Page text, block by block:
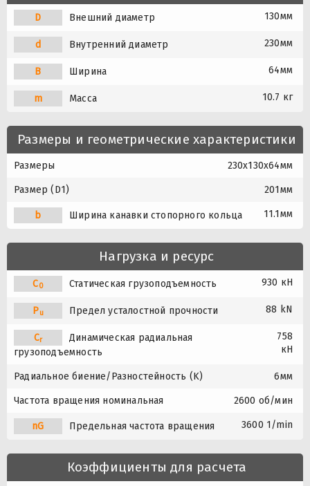
D Внешний диаметр 130мм
d Внутренний диаметр 230мм
B Ширина 64мм
m Масса 10.7 кг
Размеры и геометрические характеристики
Размеры 230x130x64мм
Размер (D1) 201мм
b Ширина канавки стопорного кольца 11.1мм
Нагрузка и ресурс
C0 Статическая грузоподъемность 930 кН
Pu Предел усталостной прочности 88 kN
Cr
Динамическая радиальная
грузоподъемность
758
кН
Радиальное биение/Разностейность (K) 6мм
Частота вращения номинальная 2600 об/мин
nG Предельная частота вращения 3600 1/min
Коэффициенты для расчета